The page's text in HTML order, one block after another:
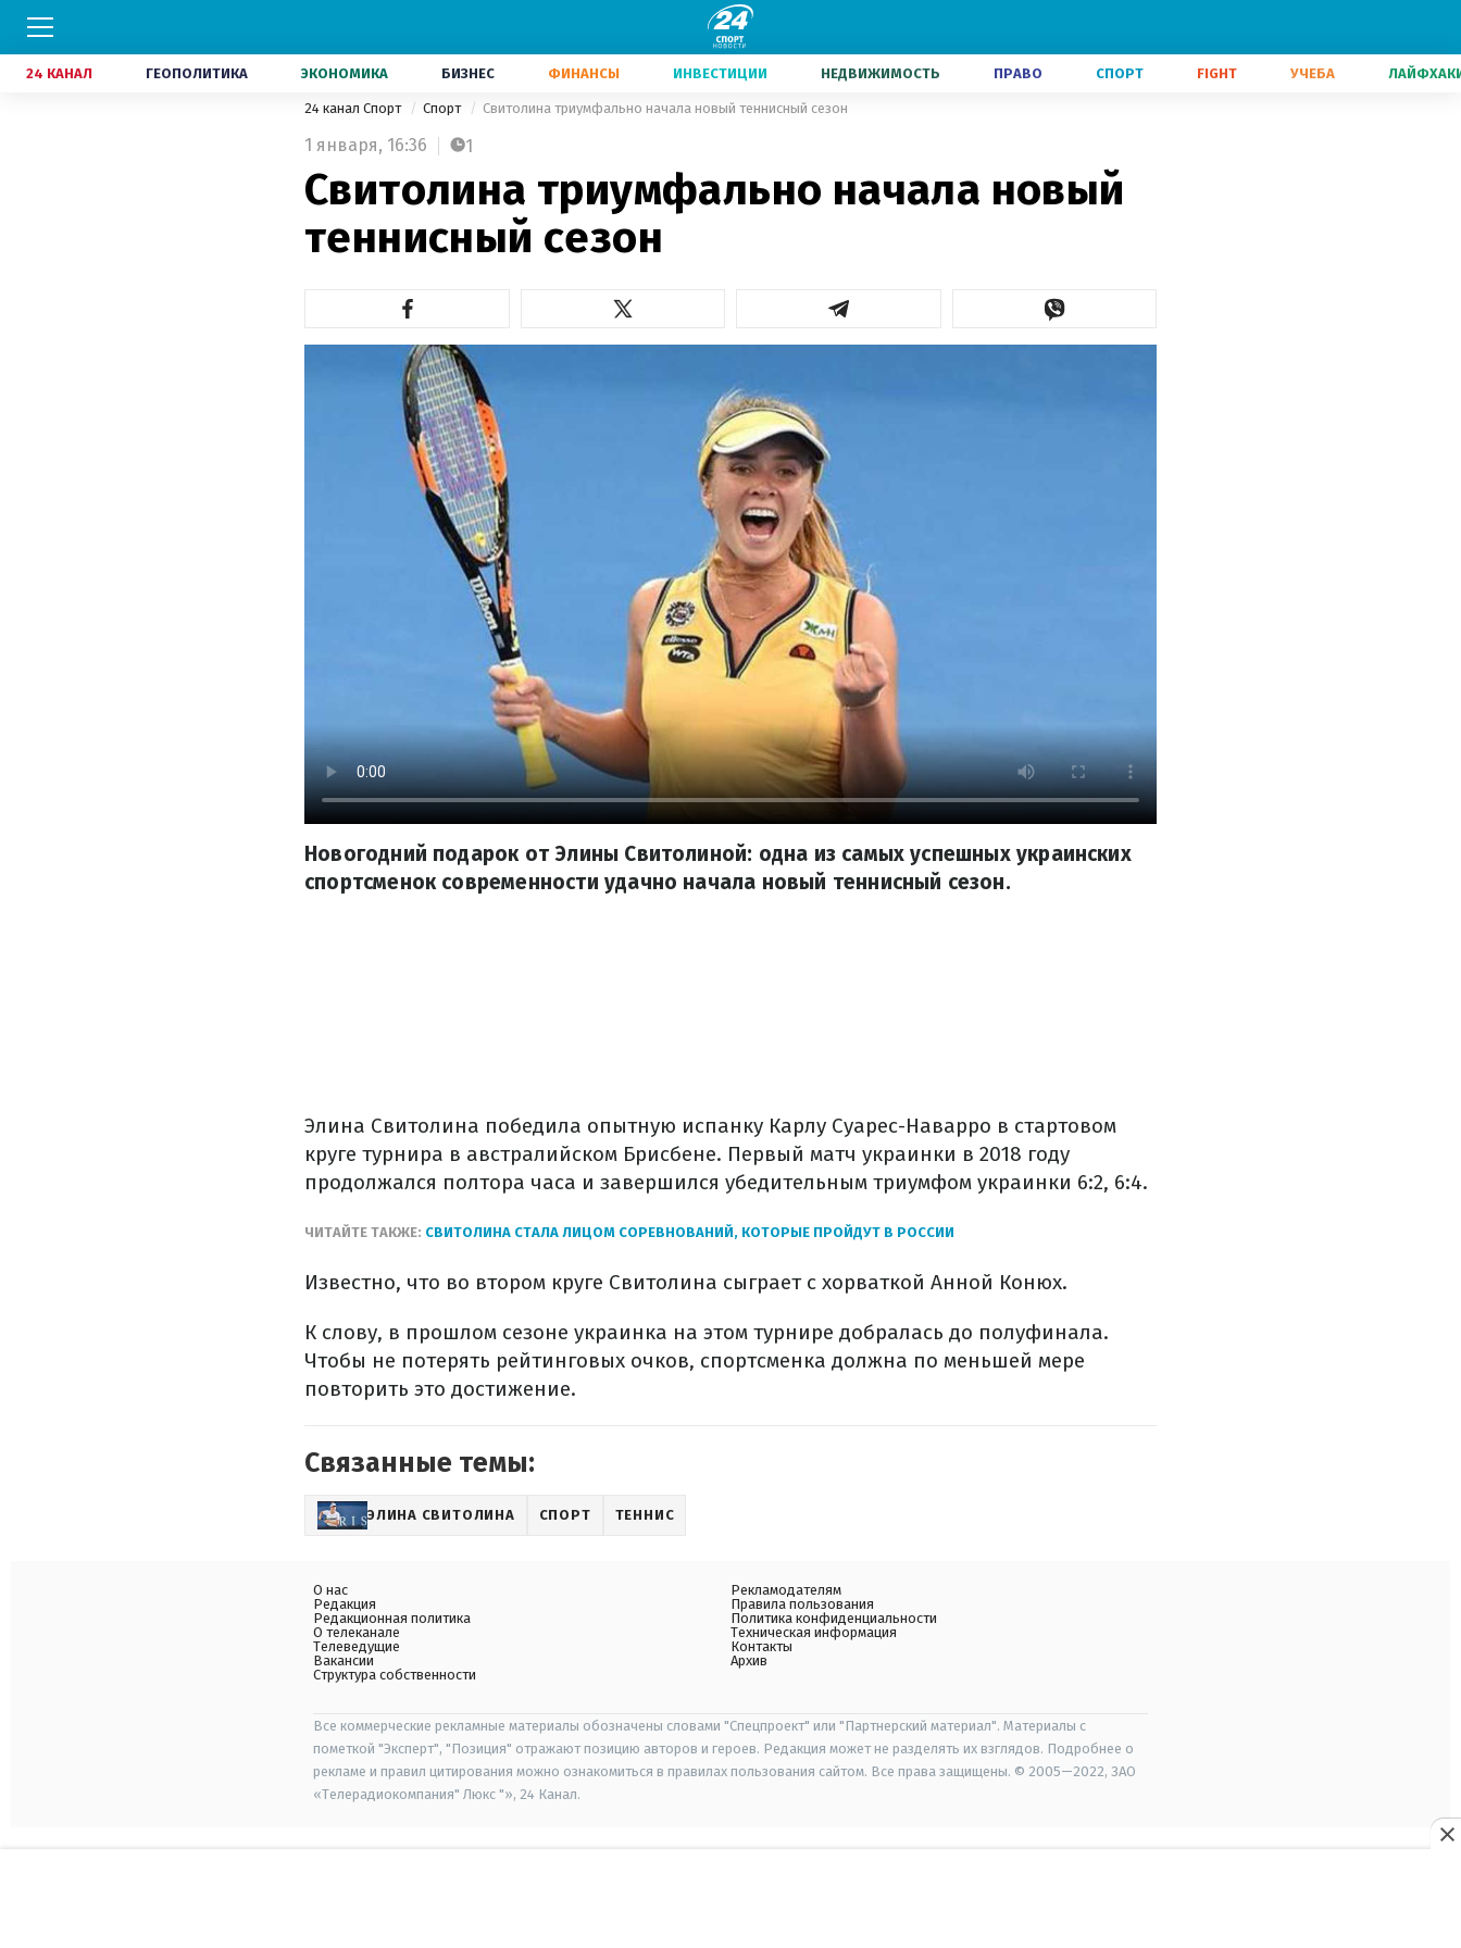
24 КАНАЛ ГЕОПОЛИТИКА ЭКОНОМИКА БИЗНЕС ФИНАНСЫ ИНВЕСТИЦИИ НЕДВИЖИМОСТЬ ПРАВО СПОРТ FIGHT УЧЕБА
24 канал Спорт Спорт Свитолина триумфально начала новый теннисный сезон
1 января, 16:36 1
Свитолина триумфально начала новый
теннисный сезон
Новогодний подарок от Элины Свитолиной: одна из самых успешных украинских
спортсменок современности удачно начала новый теннисный сезон.
Элина Свитолина победила опытную испанку Карлу Суарес-Наварро в стартовом
круге турнира в австралийском Брисбене. Первый матч украинки в 2018 году
продолжался полтора часа и завершился убедительным триумфом украинки 6:2, 6:4.
ЧИТАЙТЕ ТАКЖЕ: СВИТОЛИНА СТАЛА ЛИЦОМ СОРЕВНОВАНИЙ, КОТОРЫЕ ПРОЙДУТ В РОССИИ
Известно, что во втором круге Свитолина сыграет с хорваткой Анной Конюх.
К слову, в прошлом сезоне украинка на этом турнире добралась до полуфинала.
Чтобы не потерять рейтинговых очков, спортсменка должна по меньшей мере
повторить это достижение.
Связанные темы:
ЭЛИНА СВИТОЛИНА СПОРТ ТЕННИС
О нас
Редакция
Редакционная политика
О телеканале
Телеведущие
Вакансии
Структура собственности
Рекламодателям
Правила пользования
Политика конфиденциальности
Техническая информация
Контакты
Архив
Все коммерческие рекламные материалы обозначены словами "Спецпроект" или "Партнерский материал". Материалы с
пометкой "Эксперт", "Позиция" отражают позицию авторов и героев. Редакция может не разделять их взглядов. Подробнее о
рекламе и правил цитирования можно ознакомиться в правилах пользования сайтом. Все права защищены. © 2005—2022, ЗАО
«Телерадиокомпания" Люкс "», 24 Канал.